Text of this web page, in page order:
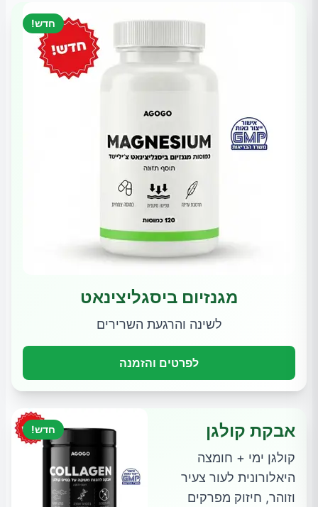
חדש!
מגנזיום ביסגליצינאט
לשינה והרגעת השרירים
לפרטים והזמנה
חדש! אבקת קולגן
קולגן ימי + חומצה
היאלורונית לעור צעיר
וזוהר, חיזוק מפרקים